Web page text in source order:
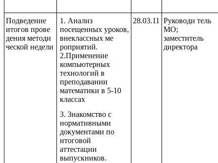
Подведение
итогов прове
дения методи
ческой недели
1. Анализ
посещенных уроков,
внеклассных ме
роприятий.
2.Применение
компьютерных
технологий в
преподавании
математики в 5-10
классах
3. Знакомство с
нормативными
документами по
итоговой
аттестации
выпускников.
28.03.11
Руководи тель
МО;
заместитель
директора